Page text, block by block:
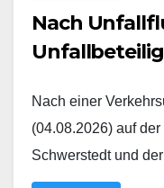
Nach
Nach einer
(04.08.2026) auf
Schwerstedt und